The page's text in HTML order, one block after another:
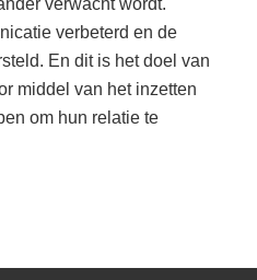
verwacht wordt.
verbeterd en de
En dit is het doel van
middel van het inzetten
om hun relatie te